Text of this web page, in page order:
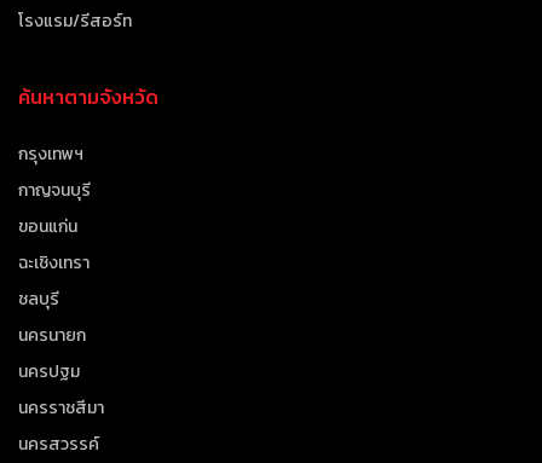
โรงแรม/รีสอร์ท
ค้นหาตามจังหวัด
กรุงเทพฯ
กาญจนบุรี
ขอนแก่น
ฉะเชิงเทรา
ชลบุรี
นครนายก
นครปฐม
นครราชสีมา
นครสวรรค์